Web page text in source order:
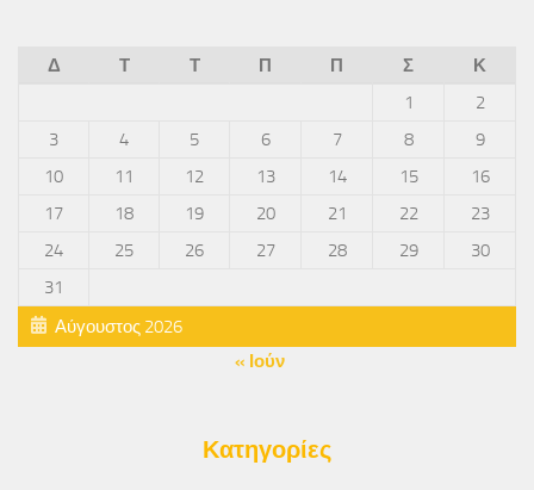
Αύγουστος 2026
Δ Τ Τ Π Π Σ
Κ
1
2
3
4 5 6 7 8
9
10
11 12 13 14 15
16
17
18 19 20 21 22
23
24
25 26 27 28 29
30
31
« Ιούν
Κατηγορίες